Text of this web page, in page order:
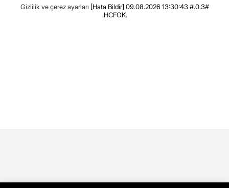
Gizlilik ve çerez ayarları [Hata Bildir] 09.08.2026 13:30:43 #.0.3#
.HCFOK.